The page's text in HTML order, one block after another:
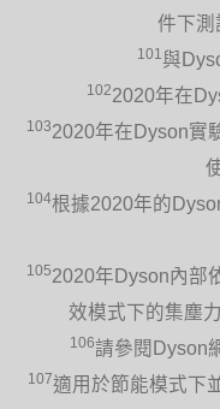
件下測
101 與
1022020年在
1032020年在Dyson實
104根據2020年的
1052020年Dyson內部
效模式下的集塵
106請參閱Dyson
107適用於節能模式下